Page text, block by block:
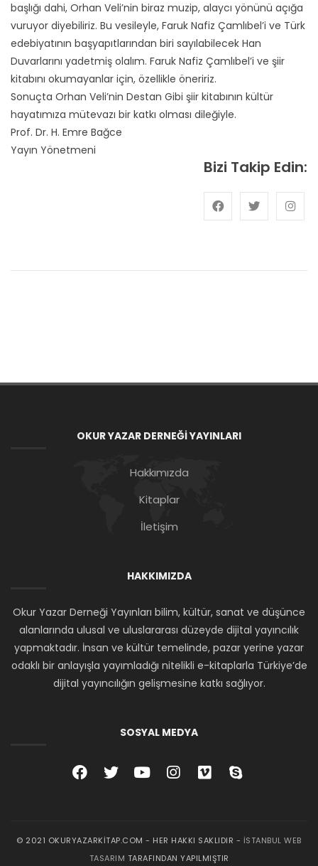
başlığı dahi, Orhan Veli’nin biraz muzip, alaycı yönünü açığa
vuruyor diyebiliriz. Bu vesileyle, Faruk Nafiz Çamlıbel’i ve Türk
edebiyatının başyapıtlarından biri sayılabilecek Han
Duvarlarını yadetmiş olalım. Faruk Nafiz Çamlıbel’i ve şiir
kitabını okumayanlar için, özellikle öneririz.
Sonuçta Orhan Veli’nin Destan Gibi şiir kitabının kültür
hayatımıza mütevazı bir katkı olması dileğiyle.
Prof. Dr. H. Emre Bağce
Yayın Yönetmeni
Bizi Takip Edin:
OKUR YAZAR DERNEĞİ YAYINLARI
Hakkımızda
Kitaplar
İletişim
HAKKIMIZDA
Okur Yazar Derneği Yayınları bilim, kültür, sanat ve düşünce
alanlarında ulusal ve uluslararası düzeyde dijital yayıncılık
yapmaktadır. İnsan ve kültür temelinde, pazar yerine yazar
odaklı bir anlayışla yayımladığı nitelikli e-kitaplarla Türkiye’de
dijital yayıncılığın gelişmesine katkı sağlıyor.
SOSYAL MEDYA
© 2021 OKURYAZARKITAP.COM - HER HAKKI SAKLIDIR - İSTANBUL WEB
TASARIM TARAFINDAN YAPILMIŞTIR